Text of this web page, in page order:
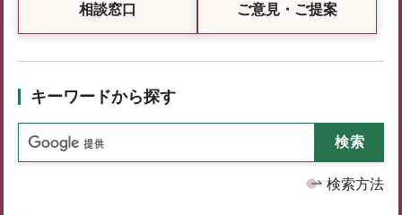
相談窓口 ご意見・ご提案
キーワードから探す
検索方法